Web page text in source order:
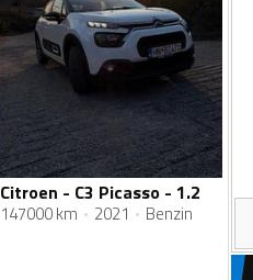
Citroen - C3 Picasso - 1.2
147000 km 2021 Benzin